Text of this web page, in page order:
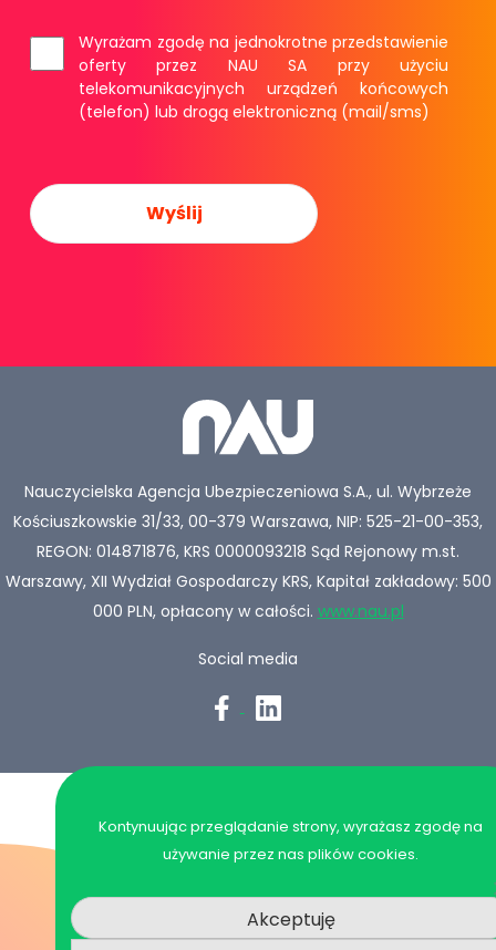
Wyrażam zgodę na jednokrotne przedstawienie
oferty przez NAU SA przy użyciu
telekomunikacyjnych urządzeń końcowych
(telefon) lub drogą elektroniczną (mail/sms)
Nauczycielska Agencja Ubezpieczeniowa S.A., ul. Wybrzeże
Kościuszkowskie 31/33, 00-379 Warszawa, NIP: 525-21-00-353,
REGON: 014871876, KRS 0000093218 Sąd Rejonowy m.st.
Warszawy, XII Wydział Gospodarczy KRS, Kapitał zakładowy: 500
000 PLN, opłacony w całości. www.nau.pl
Social media
Kontynuując przeglądanie strony, wyrażasz zgodę na
używanie przez nas plików cookies.
Akceptuję